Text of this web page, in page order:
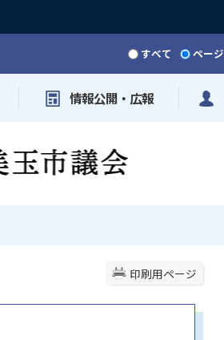
すべて ページ
情報公開・広報
印刷用ページ